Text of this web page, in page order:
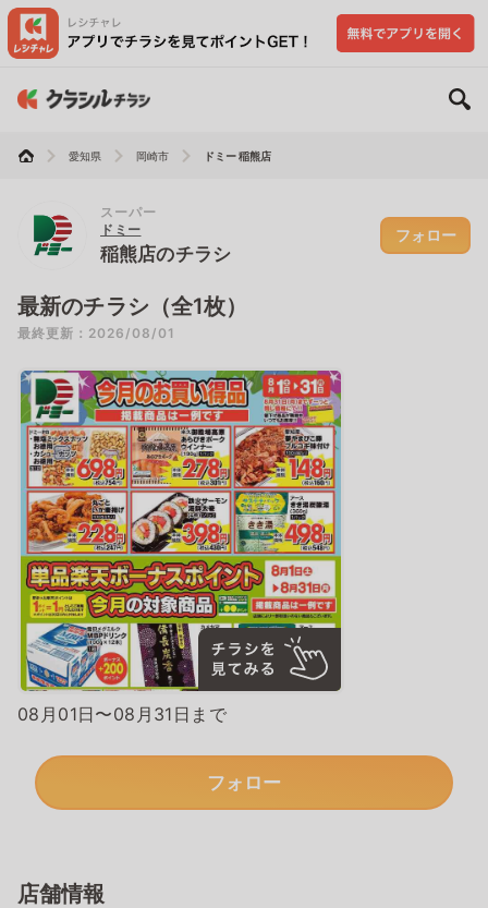
愛知県 岡崎市 ドミー 稲熊店
スーパー
ドミー
稲熊店のチラシ
フォロー
最新のチラシ（全1枚）
最終更新：2026/08/01
08月01日〜08月31日まで
フォロー
店舗情報